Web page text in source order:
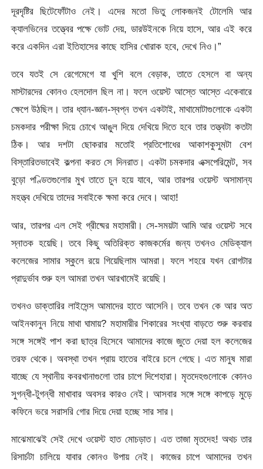
দূরদৃষ্টির ছিটেফোঁটাও নেই। এদের মতো ভিতু লোকজনই টোলেমি আর
ক্যালভিনের তত্ত্বের পক্ষে ভোট দেয়, ডারউইনকে নিয়ে হাসে, আর এই করে
করে একদিন এরা ইতিহাসের কাছে হাসির খোরাক হবে, দেখে নিও।”
তবে যতই সে রেগেমেগে যা খুশি বলে বেড়াক, তাতে হেসলে বা অন্য
মাস্টারদের কোনও হেলদোল ছিল না। ফলে ওয়েস্ট আস্তে আস্তে একেবারে
ক্ষেপে উঠছিল। তার ধ্যান-জ্ঞান-স্বপ্ন তখন একটাই, মাথামোটাগুলোকে একটা
চমকদার পরীক্ষা দিয়ে চোখে আঙুল দিয়ে দেখিয়ে দিতে হবে তার তত্ত্বটা কতটা
ঠিক। আর দশটা ছোকরার মতোই প্রতিশোধের আকাশকুসুমটা বেশ
বিস্তারিতভাবেই কল্পনা করত সে দিনরাত। একটা চমকদার এক্সপেরিমেন্ট, সব
বুড়ো পণ্ডিতগুলোর মুখ তাতে চুন হয়ে যাবে, আর তারপর ওয়েস্ট অসামান্য
মহত্ত্ব দেখিয়ে তাদের সবাইকে ক্ষমা করে দেবে। আহা!
আর, তারপর এল সেই গ্রীষ্মের মহামারী। সে-সময়টা আমি আর ওয়েস্ট সবে
স্নাতক হয়েছি। তবে কিছু অতিরিক্ত কাজকর্মের জন্য তখনও মেডিক্যাল
কলেজের সামার স্কুলে রয়ে গিয়েছিলাম আমরা। ফলে শহরে যখন রোগটার
প্রাদুর্ভাব শুরু হল আমরা তখন আরখামেই রয়েছি।
তখনও ডাক্তারির লাইসেন্স আমাদের হাতে আসেনি। তবে তখন কে আর অত
আইনকানুন নিয়ে মাথা ঘামায়? মহামারীর শিকারের সংখ্যা বাড়তে শুরু করবার
সঙ্গে সঙ্গেই পাশ করা ছাত্র হিসেবে আমাদের কাজে জুতে দেয়া হল কলেজের
তরফ থেকে। অবস্থা তখন প্রায় হাতের বাইরে চলে গেছে। এত মানুষ মারা
যাচ্ছে যে স্থানীয় কবরখানাগুলো তার চাপে দিশেহারা। মৃতদেহগুলোকে কোনও
সুগন্ধী-টুগন্ধী মাখাবার অবসর কারও নেই। আসবার সঙ্গে সঙ্গে কাপড়ে মুড়ে
কফিনে ভরে সরাসরি গোর দিয়ে দেয়া হচ্ছে সার সার।
মাঝেমাঝেই সেই দেখে ওয়েস্ট হাত মোচড়াত। এত তাজা মৃতদেহ! অথচ তার
রিসার্চটা চালিয়ে যাবার কোনও উপায় নেই। কাজের চাপে আমাদের তখন